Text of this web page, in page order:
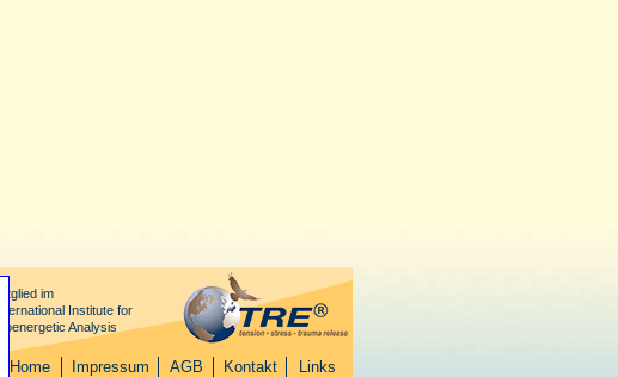
Mitglied im
International Institute for
Bioenergetic Analysis
Home Impressum AGB Kontakt Links